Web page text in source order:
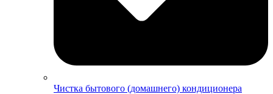
Чистка бытового (домашнего) кондиционера